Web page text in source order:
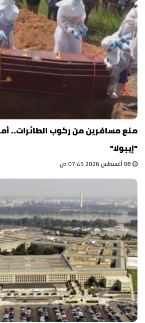
منع مسافرين من ركوب الطائرات..
"إيبولا"